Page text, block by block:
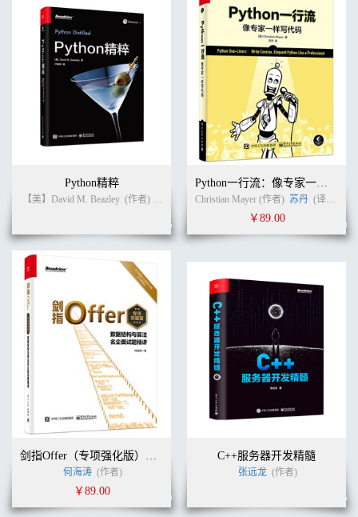
9.6 操作数栈在哪里 576
9.7 栈帧重叠 581
9.8 entry_point例程机器指令 586
9.9 执行引擎实战 588
9.9.1 一个简单的例子 588
9.9.2 字节码运行过程分析 590
9.10 字节码指令实现 597
9.10.1 iconst_3 598
9.10.2 istore_0 599
第10章 类的生命周期 602
10.1 类的生命周期概述 602
10.2.1 类加载——镜像类与静态字段 611
10.2.2 Java主类加载机制 617
10.2.3 类加载器的加载机制 622
10.2.4 反射加载机制 623
10.2.5 import与new指令 624
10.3 类的初始化 625
10.4 类加载器 628
10.4.1 类加载器的定义 628
10.4.2 系统类加载器与扩展类加载器创建 634
10.4.3 双亲委派机制与破坏 636
10.4.4 预加载 638
10.4.5 引导类加载 640
10.4.6 加载、链接与延迟加载 641
10.4.8 加载器与类型转换 648
10.5 类实例分配 649
10.5.1 栈上分配与逃逸分析 652
10.5.2 TLAB 655
Python精粹
【美】David M. Beazley (作者) 卢俊祥 (译者)
Python一行流：像专家一样写代码
Christian Mayer (作者) 苏丹 (译者)
￥89.00
剑指Offer（专项强化版）：数据结构与算法名企面试题精讲
何海涛 (作者)
￥89.00
C++服务器开发精髓
张远龙 (作者)